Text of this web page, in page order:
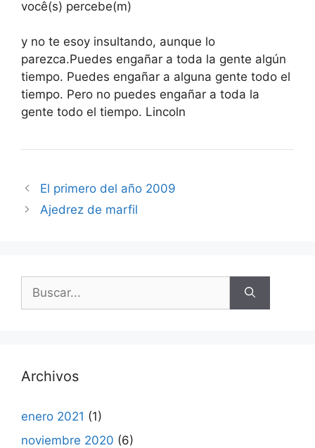
você(s) percebe(m)
y no te esoy insultando, aunque lo
parezca.Puedes engañar a toda la gente algún
tiempo. Puedes engañar a alguna gente todo el
tiempo. Pero no puedes engañar a toda la
gente todo el tiempo. Lincoln
El primero del año 2009
Ajedrez de marfil
Buscar:
Archivos
enero 2021 (1)
noviembre 2020 (6)